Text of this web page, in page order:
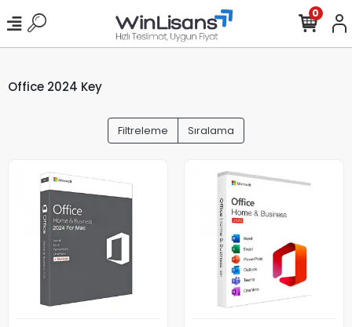
0
Office 2024 Key
Filtreleme Sıralama